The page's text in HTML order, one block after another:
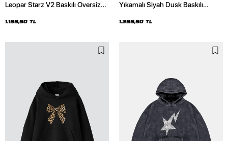
Leopar Starz V2 Baskılı Oversize
1.199,90 TL
Yıkamalı Siyah Dusk Baskılı
1.399,90 TL